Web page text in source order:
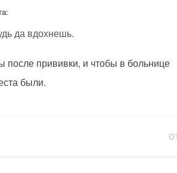
да вдохнешь.
прививки, и чтобы в больнице
были.